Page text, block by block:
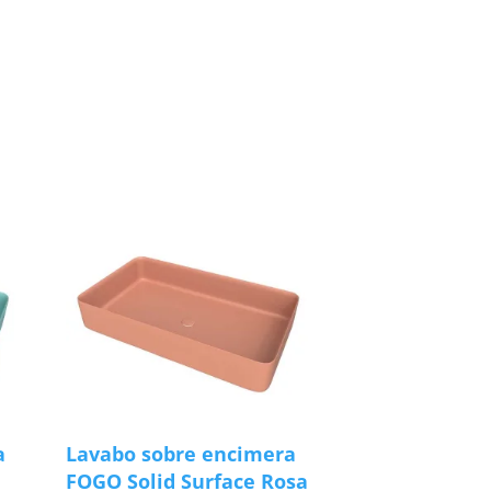
Lavabo sobre encimera
FOGO Solid Surface Rosa